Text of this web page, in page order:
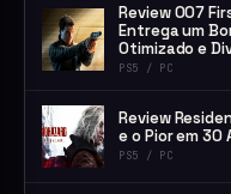
Review 007
Entrega um
Otimizado e
PS5 / PC
Review
e o Pior em 30
PS5 / PC